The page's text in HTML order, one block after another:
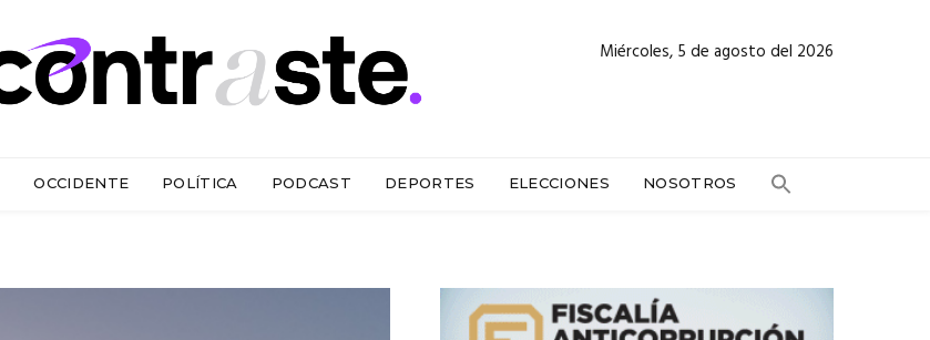
Miércoles, 5 de agosto del 2026
OCCIDENTE POLÍTICA PODCAST DEPORTES ELECCIONES NOSOTROS